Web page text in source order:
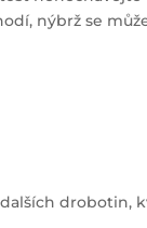
nýbrž se
drobotin,